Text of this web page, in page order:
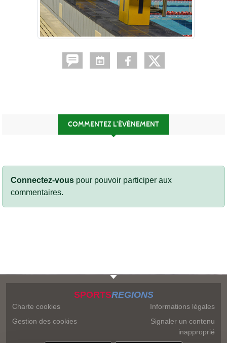
COMMENTEZ L’ÉVÈNEMENT
Connectez-vous pour pouvoir participer aux
commentaires.
SPORTSREGIONS
Charte cookies
Gestion des cookies
Informations légales
Signaler un contenu
inapproprié